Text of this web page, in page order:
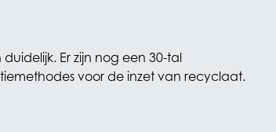
Er zijn nog een 30-tal
voor de inzet van recyclaat.